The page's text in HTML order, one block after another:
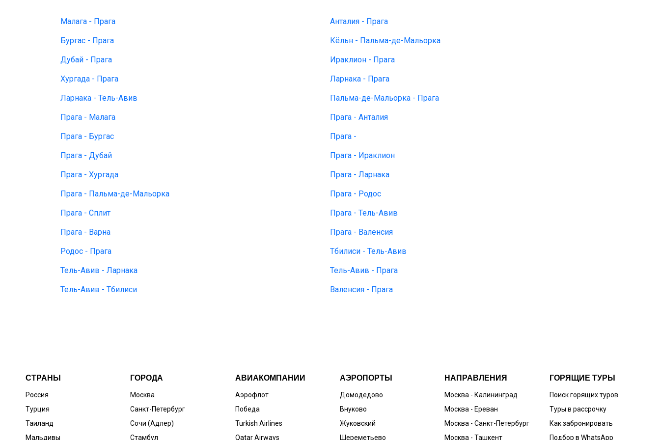
Малага - Прага Анталия - Прага
Бургас - Прага Кёльн - Пальма-де-Мальорка
Дубай - Прага Ираклион - Прага
Хургада - Прага Ларнака - Прага
Ларнака - Тель-Авив Пальма-де-Мальорка - Прага
Прага - Малага Прага - Анталия
Прага - Бургас Прага -
Прага - Дубай Прага - Ираклион
Прага - Хургада Прага - Ларнака
Прага - Пальма-де-Мальорка Прага - Родос
Прага - Сплит Прага - Тель-Авив
Прага - Варна Прага - Валенсия
Родос - Прага Тбилиси - Тель-Авив
Тель-Авив - Ларнака Тель-Авив - Прага
Тель-Авив - Тбилиси Валенсия - Прага
СТРАНЫ
Россия
Турция
Таиланд
Мальдивы
ГОРОДА
Москва
Санкт-Петербург
Сочи (Адлер)
Стамбул
АВИАКОМПАНИИ
Аэрофлот
Победа
Turkish Airlines
Qatar Airways
АЭРОПОРТЫ
Домодедово
Внуково
Жуковский
Шереметьево
НАПРАВЛЕНИЯ
Москва - Калининград
Москва - Ереван
Москва - Санкт-Петербург
Москва - Ташкент
ГОРЯЩИЕ ТУРЫ
Поиск горящих туров
Туры в рассрочку
Как забронировать
Подбор в WhatsApp